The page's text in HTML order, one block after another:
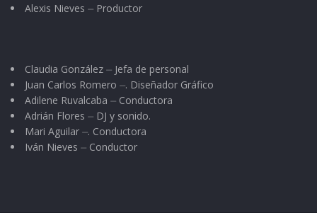
Alexis Nieves ⏤ Productor
Claudia González ⏤ Jefa de personal
Juan Carlos Romero ⏤. Diseñador Gráfico
Adilene Ruvalcaba ⏤ Conductora
Adrián Flores ⏤ DJ y sonido.
Mari Aguilar ⏤. Conductora
Iván Nieves ⏤ Conductor